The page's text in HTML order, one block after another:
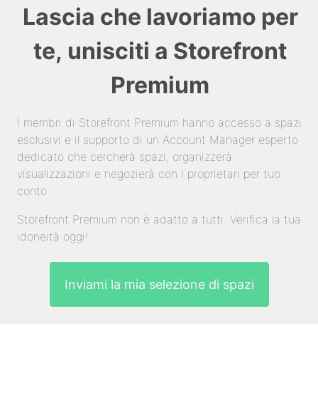
Lascia che lavoriamo per
te, unisciti a Storefront
Premium
I membri di Storefront Premium hanno accesso a spazi
esclusivi e il supporto di un Account Manager esperto
dedicato che cercherà spazi, organizzerà
visualizzazioni e negozierà con i proprietari per tuo
conto.
Storefront Premium non è adatto a tutti. Verifica la tua
idoneità oggi!
Inviami la mia selezione di spazi